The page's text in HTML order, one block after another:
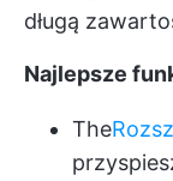
długą
Najlepsze
The